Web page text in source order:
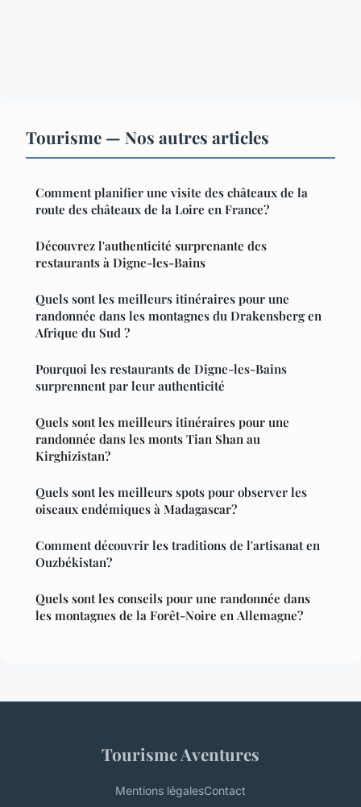
Tourisme — Nos autres articles
Comment planifier une visite des châteaux de la
route des châteaux de la Loire en France?
Découvrez l'authenticité surprenante des
restaurants à Digne-les-Bains
Quels sont les meilleurs itinéraires pour une
randonnée dans les montagnes du Drakensberg en
Afrique du Sud ?
Pourquoi les restaurants de Digne-les-Bains
surprennent par leur authenticité
Quels sont les meilleurs itinéraires pour une
randonnée dans les monts Tian Shan au
Kirghizistan?
Quels sont les meilleurs spots pour observer les
oiseaux endémiques à Madagascar?
Comment découvrir les traditions de l'artisanat en
Ouzbékistan?
Quels sont les conseils pour une randonnée dans
les montagnes de la Forêt-Noire en Allemagne?
Tourisme Aventures
Mentions légalesContact